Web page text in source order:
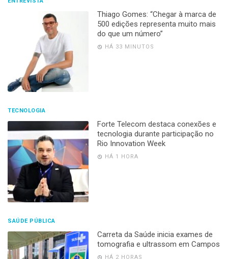
Thiago Gomes: “Chegar à marca de
500 edições representa muito mais
do que um número”
HÁ 33 MINUTOS
TECNOLOGIA
Forte Telecom destaca conexões e
tecnologia durante participação no
Rio Innovation Week
HÁ 1 HORA
SAÚDE PÚBLICA
Carreta da Saúde inicia exames de
tomografia e ultrassom em Campos
HÁ 2 HORAS